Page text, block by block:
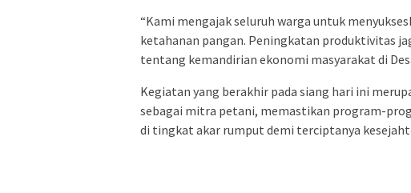
“Kami mengajak seluruh warga untuk
ketahanan pangan. Peningkatan produktivitas
tentang kemandirian ekonomi masyarakat di
Kegiatan yang berakhir pada siang hari ini
sebagai mitra petani, memastikan program-
di tingkat akar rumput demi terciptanya